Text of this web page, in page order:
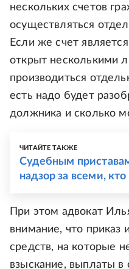
нескольких счетов
осуществляться
Если же счет
открыт несколькими
производиться
есть надо будет
должника и сколько
ЧИТАЙТЕ ТАКЖЕ
Судебным
надзор за всеми,
При этом адвокат
внимание, что приказ
средств, на которые
взыскание, выплаты в